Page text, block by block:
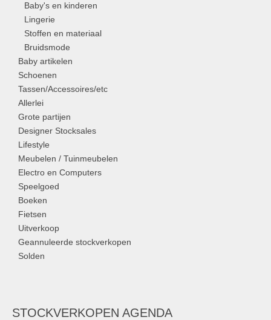
Baby's en kinderen
Lingerie
Stoffen en materiaal
Bruidsmode
Baby artikelen
Schoenen
Tassen/Accessoires/etc
Allerlei
Grote partijen
Designer Stocksales
Lifestyle
Meubelen / Tuinmeubelen
Electro en Computers
Speelgoed
Boeken
Fietsen
Uitverkoop
Geannuleerde stockverkopen
Solden
STOCKVERKOPEN AGENDA